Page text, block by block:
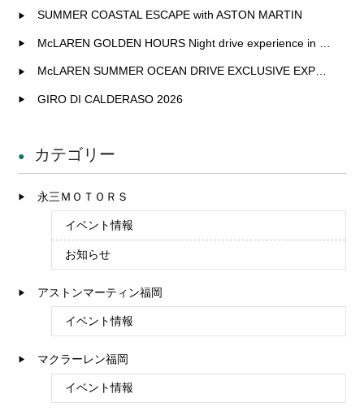
SUMMER COASTAL ESCAPE with ASTON MARTIN
McLAREN GOLDEN HOURS Night drive experience in Fukuoka
McLAREN SUMMER OCEAN DRIVE EXCLUSIVE EXPERIENCE IN KITAKYUSHU
GIRO DI CALDERASO 2026
カテゴリー
永三ＭＯＴＯＲＳ
イベント情報
お知らせ
アストンマーティン福岡
イベント情報
マクラーレン福岡
イベント情報